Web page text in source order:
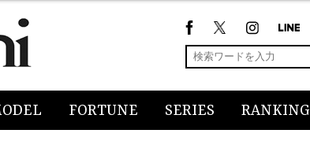
FORTUNE SERIES RANKING